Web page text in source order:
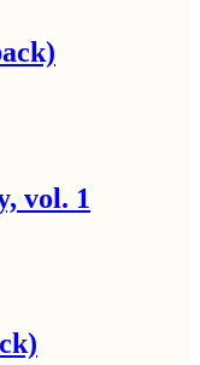
vol. 1